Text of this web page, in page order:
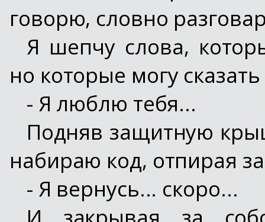
говорю, словно
Я шепчу слова,
но которые могу
- Я люблю тебя...
Подняв защитную
набираю код, отпирая
- Я вернусь... скоро...